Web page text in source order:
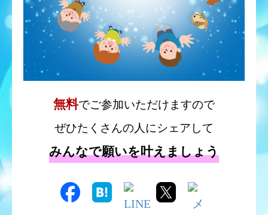
福井県 からの参加を受付けました
2026.08.09 15:49
鹿児島県 からの参加を受付けました
広島県 からの参加を受付けました
2026.08.09 15:39
東京都 からの参加を受付けました
2026.08.09 15:25
2026.08.09 15:22
三重県 からの参加を受付けました
無料でご参加いただけますので
ぜひたくさんの人にシェアして
みんなで願いを叶えましょう